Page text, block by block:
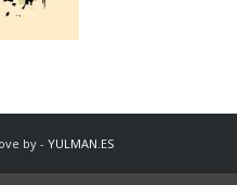
by - YULMAN.ES